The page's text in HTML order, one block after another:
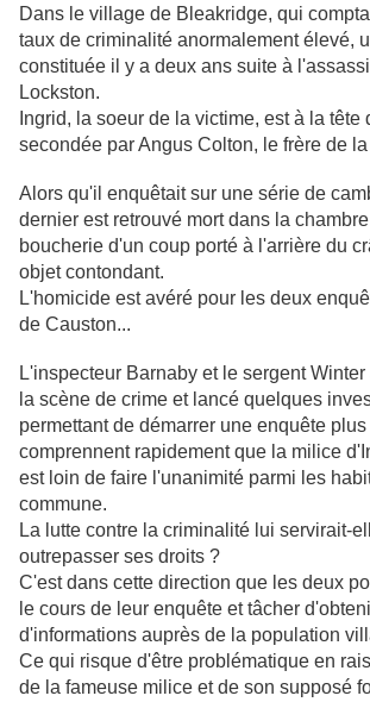
Dans le village de Bleakridge, qui
taux de criminalité anormalement élevé,
constituée il y a deux ans suite à
Lockston.
Ingrid, la soeur de la victime, est à la tête
secondée par Angus Colton, le frère de
Alors qu'il enquêtait sur une série de
dernier est retrouvé mort dans la
boucherie d'un coup porté à l'arrière du
objet contondant.
L'homicide est avéré pour les deux
de Causton...
L'inspecteur Barnaby et le sergent
la scène de crime et lancé quelques
permettant de démarrer une enquête
comprennent rapidement que la milice
est loin de faire l'unanimité parmi les
commune.
La lutte contre la criminalité lui servirait-
outrepasser ses droits ?
C'est dans cette direction que les deux
le cours de leur enquête et tâcher
d'informations auprès de la population
Ce qui risque d'être problématique en
de la fameuse milice et de son supposé